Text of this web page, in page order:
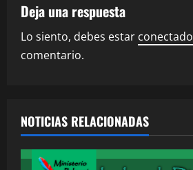
a
c
n
d
Deja una respuesta
Lo siento, debes estar conectado
comentario.
NOTICIAS RELACIONADAS